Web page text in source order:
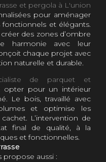
et pergola à L'union
pour aménager
et élégants.
des zones d’ombre
harmonie avec leur
chaque projet avec
naturelle et durable.
de parquet et
opter pour un intérieur
Le bois, travaillé avec
et optimise les
L’intervention de
final de qualité, à la
et fonctionnelles.
propose aussi :